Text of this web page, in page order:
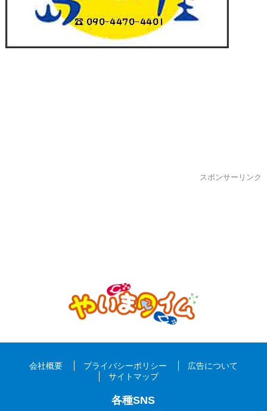
スポンサーリンク
会社概要 プライバシーポリシー
広告について
サイトマップ
各種SNS